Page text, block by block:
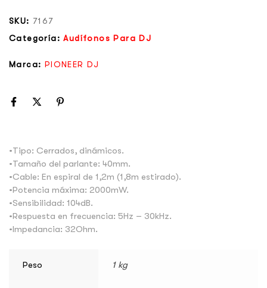
SKU: 7167
Categoría:Audífonos Para DJ
Marca: PIONEER DJ
•Tipo: Cerrados, dinámicos.
•Tamaño del parlante: 40mm.
•Cable: En espiral de 1,2m (1,8m estirado).
•Potencia máxima: 2000mW.
•Sensibilidad: 104dB.
•Respuesta en frecuencia: 5Hz – 30kHz.
•Impedancia: 32Ohm.
Peso 1 kg